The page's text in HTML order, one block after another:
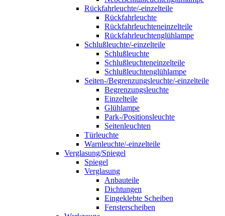
Rückfahrleuchte/-einzelteile
Rückfahrleuchte
Rückfahrleuchteneinzelteile
Rückfahrleuchtenglühlampe
Schlußleuchte/-einzelteile
Schlußleuchte
Schlußleuchteneinzelteile
Schlußleuchtenglühlampe
Seiten-/Begrenzungsleuchte/-einzelteile
Begrenzungsleuchte
Einzelteile
Glühlampe
Park-/Positionsleuchte
Seitenleuchten
Türleuchte
Warnleuchte/-einzelteile
Verglasung/Spiegel
Spiegel
Verglasung
Anbauteile
Dichtungen
Eingeklebte Scheiben
Fensterscheiben